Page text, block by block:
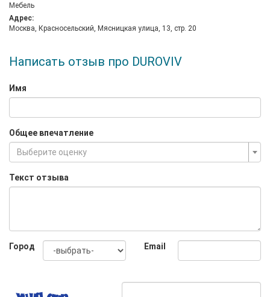
Мебель
Адрес:
Москва, Красносельский, Мясницкая улица, 13, стр. 20
Написать отзыв про DUROVIV
Имя
Общее впечатление
Выберите оценку
Текст отзыва
Город Email